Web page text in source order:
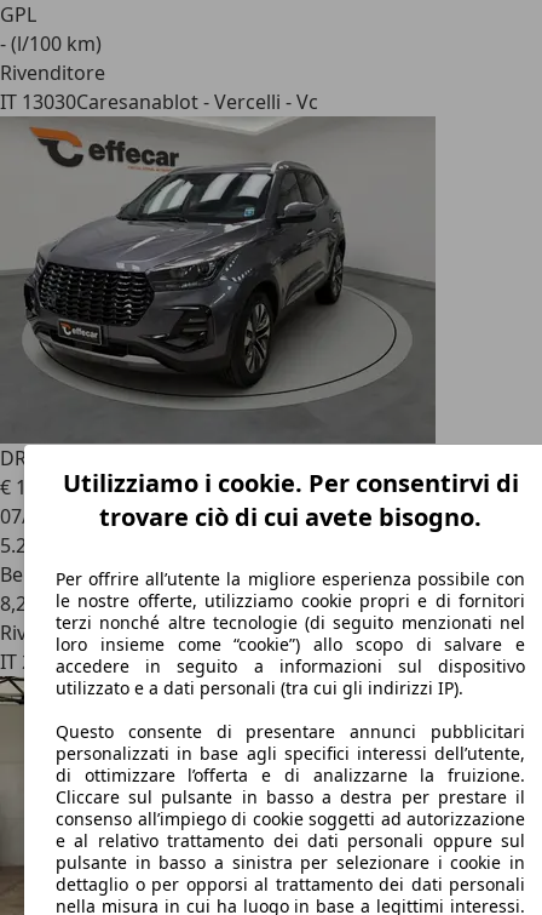
GPL
- (l/100 km)
Rivenditore
IT 13030Caresanablot - Vercelli - Vc
DR Automobiles DR5.0
€ 16.900
07/2025
5.230 km
Benzina
8,2 l/100 km (comb.)
Rivenditore
IT 25030Roncadelle - Brescia - Bs
Utilizziamo i cookie. Per consentirvi di
trovare ciò di cui avete bisogno.
Per offrire all’utente la migliore esperienza possibile con
le nostre offerte, utilizziamo cookie propri e di fornitori
terzi nonché altre tecnologie (di seguito menzionati nel
loro insieme come “cookie”) allo scopo di salvare e
accedere in seguito a informazioni sul dispositivo
utilizzato e a dati personali (tra cui gli indirizzi IP).
Questo consente di presentare annunci pubblicitari
personalizzati in base agli specifici interessi dell’utente,
di ottimizzare l’offerta e di analizzarne la fruizione.
Cliccare sul pulsante in basso a destra per prestare il
consenso all’impiego di cookie soggetti ad autorizzazione
e al relativo trattamento dei dati personali oppure sul
pulsante in basso a sinistra per selezionare i cookie in
dettaglio o per opporsi al trattamento dei dati personali
nella misura in cui ha luogo in base a legittimi interessi.